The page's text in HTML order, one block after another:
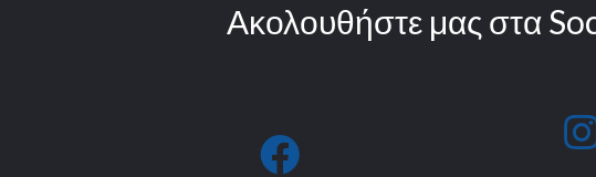
Ακολουθήστε μας στα
facebook